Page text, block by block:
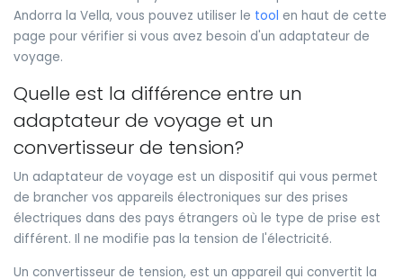
Andorra la Vella, vous pouvez utiliser le tool en haut de cette
page pour vérifier si vous avez besoin d'un adaptateur de
voyage.
Quelle est la différence entre un
adaptateur de voyage et un
convertisseur de tension?
Un adaptateur de voyage est un dispositif qui vous permet
de brancher vos appareils électroniques sur des prises
électriques dans des pays étrangers où le type de prise est
différent. Il ne modifie pas la tension de l'électricité.
Un convertisseur de tension, est un appareil qui convertit la